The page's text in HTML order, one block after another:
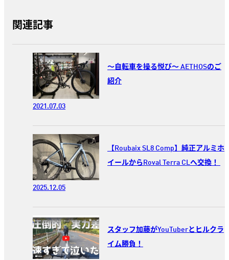
関連記事
〜自転車を操る悦び〜 AETHOSのご
紹介
2021.07.03
【Roubaix SL8 Comp】純正アルミホ
イールからRoval Terra CLへ交換！
2025.12.05
スタッフ加藤がYouTuberとヒルクラ
イム勝負！